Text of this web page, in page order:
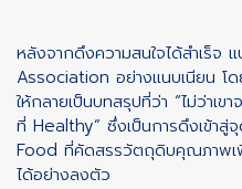
หลังจากดึงความสนใจได้สำเร็จ
Association อย่างแนบเนียน โ
ให้กลายเป็นบทสรุปที่ว่า “ไม่ว่าเข
ที่ Healthy” ซึ่งเป็นการดึงเข้า
Food ที่คัดสรรวัตถุดิบคุณภาพเ
ได้อย่างลงตัว